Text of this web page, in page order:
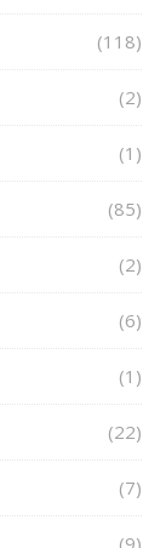
(118)
(2)
(1)
(85)
(2)
(6)
(1)
(22)
(7)